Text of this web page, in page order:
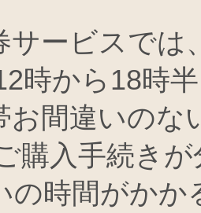
サービスでは
時から18時
お間違いのな
購入手続き
の時間がか